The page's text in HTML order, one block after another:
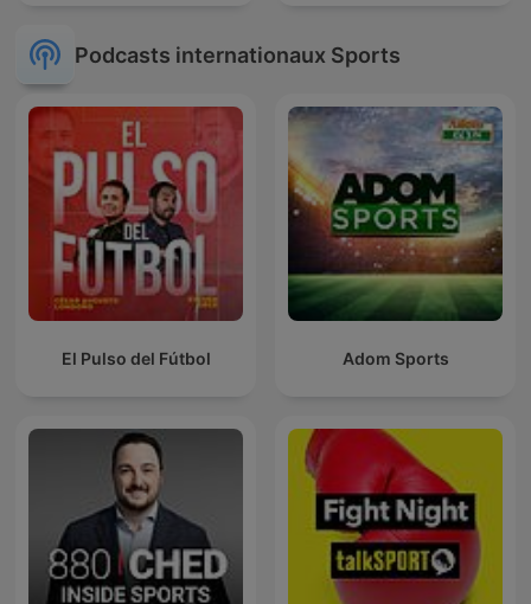
Podcasts internationaux Sports
El Pulso del Fútbol Adom Sports